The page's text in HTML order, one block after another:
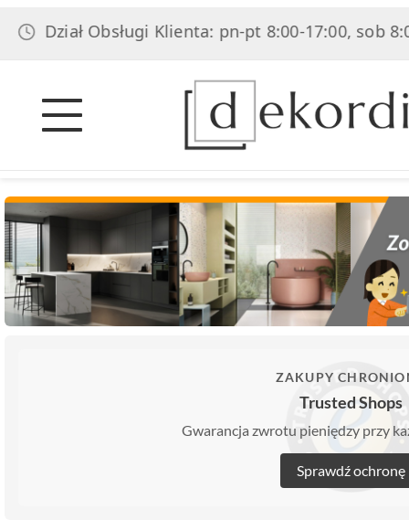
Obsługi Klienta: pn-pt 8:00-17:00, sob 8:00-
ZAKUPY
Trusted Shops
Gwarancja zwrotu pieniędzy przy
Sprawdź ochronę